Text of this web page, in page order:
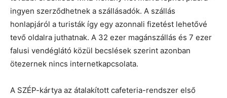
ingyen szerződhetnek a szállásadók. A szállás
honlapjáról a turisták így egy azonnali fizetést lehetővé
tevő oldalra juthatnak. A 32 ezer magánszállás és 7 ezer
falusi vendéglátó közül becslések szerint azonban
ötezernek nincs internetkapcsolata.
A SZÉP-kártya az átalakított cafeteria-rendszer első